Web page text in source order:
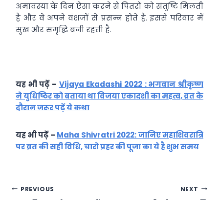
अमावस्या के दिन ऐसा करने से पितरों को संतुष्टि मिलती
है और वे अपने वंशजों से प्रसन्न होते हैं. इससे परिवार में
सुख और समृद्धि बनी रहती है.
यह भी पढ़ें – Vijaya Ekadashi 2022 : भगवान श्रीकृष्ण
ने युधिष्ठिर को बताया था विजया एकादशी का महत्व, व्रत के
दौरान जरूर पढ़ें ये कथा
यह भी पढ़ें – Maha Shivratri 2022: जानिए महाशिवरात्रि
पर व्रत की सही विधि, चारो प्रहर की पूजा का ये है शुभ समय
Post
PREVIOUS NEXT